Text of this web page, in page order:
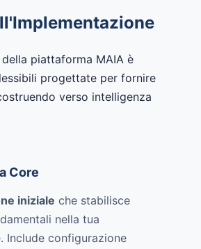
piattaforma MAIA è
progettate per fornire
verso intelligenza
Core
iniziale che stabilisce
nella tua
Include configurazione